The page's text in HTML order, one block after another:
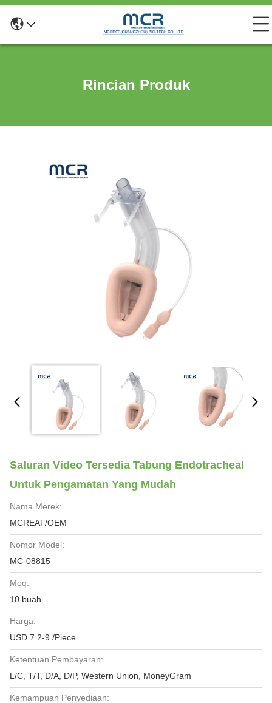
Rincian Produk
Saluran Video Tersedia Tabung Endotracheal
Untuk Pengamatan Yang Mudah
Nama Merek:
MCREAT/OEM
Nomor Model:
MC-08815
Moq:
10 buah
Harga:
USD 7.2-9 /Piece
Ketentuan Pembayaran:
L/C, T/T, D/A, D/P, Western Union, MoneyGram
Kemampuan Penyediaan: